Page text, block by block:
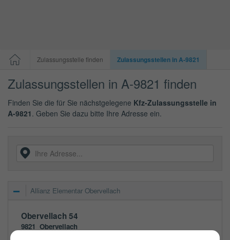
Zulassungsstelle finden Zulassungsstellen in A-9821
Zulassungsstellen in A-9821 finden
Finden Sie die für Sie nächstgelegene Kfz-Zulassungsstelle in
A-9821 . Geben Sie dazu bitte Ihre Adresse ein.
Allianz Elementar Obervellach
Obervellach 54
9821 Obervellach